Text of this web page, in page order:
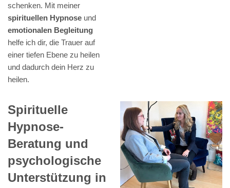
schenken. Mit meiner
spirituellen Hypnose und
emotionalen Begleitung
helfe ich dir, die Trauer auf
einer tiefen Ebene zu heilen
und dadurch dein Herz zu
heilen.
Spirituelle
Hypnose-
Beratung und
psychologische
Unterstützung in